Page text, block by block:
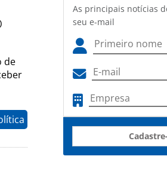
de
As principais notícias
seu e-mail